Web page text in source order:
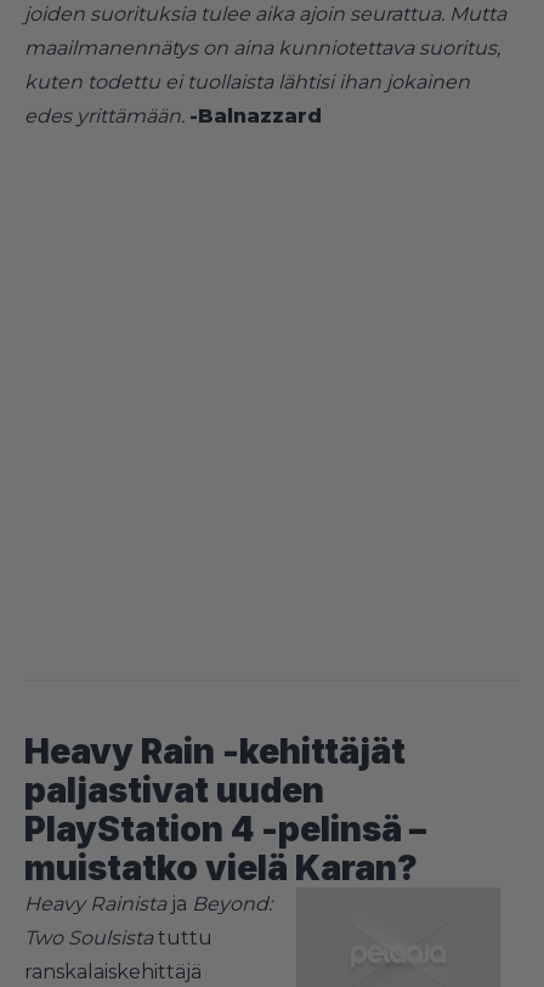
joiden suorituksia tulee aika ajoin seurattua. Mutta
maailmanennätys on aina kunniotettava suoritus,
kuten todettu ei tuollaista lähtisi ihan jokainen
edes yrittämään. -Balnazzard
Heavy Rain -kehittäjät
paljastivat uuden
PlayStation 4 -pelinsä –
muistatko vielä Karan?
Heavy Rainistaja Beyond:
Two Soulsistatuttu
ranskalaiskehittäjä